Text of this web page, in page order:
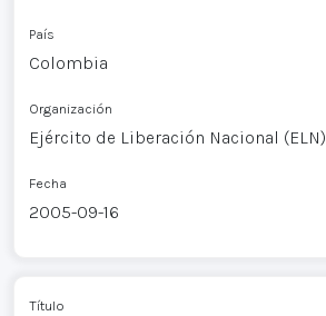
País
Colombia
Organización
Ejército de Liberación Nacional (ELN)
Fecha
2005-09-16
Título